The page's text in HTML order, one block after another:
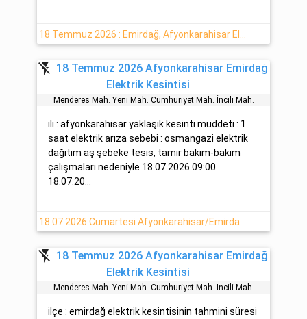
flash_off 18 Temmuz 2026 Afyonkarahisar Emirdağ
Elektrik Kesintisi
Menderes Mah. Yeni̇ Mah. Cumhuri̇yet Mah. İnci̇li̇ Mah.
ili : afyonkarahisar yaklaşık kesinti müddeti : 1
saat elektrik arıza sebebi : osmangazi elektrik
dağıtım aş şebeke tesis, tamir bakım-bakım
çalışmaları nedeniyle 18.07.2026 09:00
18.07.20...
flash_off 18 Temmuz 2026 Afyonkarahisar Emirdağ
Elektrik Kesintisi
Menderes Mah. Yeni̇ Mah. Cumhuri̇yet Mah. İnci̇li̇ Mah.
ilçe : emirdağ elektrik kesintisinin tahmini süresi